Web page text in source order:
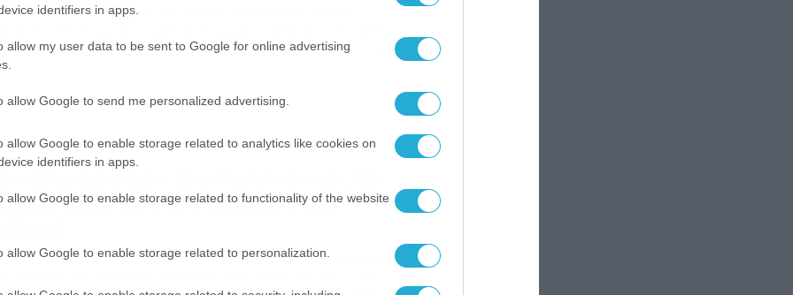
identifiers in apps.
allow my user data to be sent to Google for online advertising
allow Google to send me personalized advertising.
allow Google to enable storage related to analytics like cookies on
identifiers in apps.
allow Google to enable storage related to functionality of the website
allow Google to enable storage related to personalization.
Στο σημερινό επεισόδιο του Masterchef θα
πολλά. Στο επεισόδιο της Τρίτης (16/03) είδαμε ότι ο
ήταν αυτός που κέρδισε το τεστ δημιουργικότητας και
πιο αδύναμες προσπάθειες ήταν αυτές του Ιωάννη, της
2021 17:23
Τα «ζευγαράκια» του Survivor και το
ρινγκ του MasterChef
πέντε καλύτερες στιγμές των ελληνικών ριάλιτι παρουσίασε